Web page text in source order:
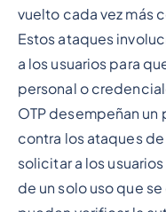
vuelto cada vez más
Estos ataques
a los usuarios para
personal o
OTP desempeñan
contra los ataques
solicitar a los
de un solo uso que